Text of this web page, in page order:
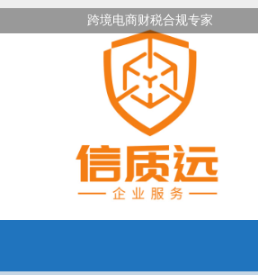
跨境电商财税合规专家